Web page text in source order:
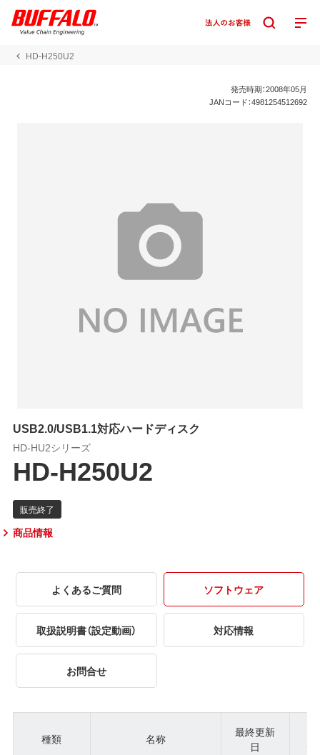
HD-H250U2
発売時期：2008年05月
JANコード：4981254512692
USB2.0/USB1.1対応ハードディスク
HD-HU2シリーズ
HD-H250U2
商品情報
よくあるご質問 ソフトウェア
取扱説明書（設定動画） 対応情報
お問合せ
種類 名称
最終更新
日
ジ